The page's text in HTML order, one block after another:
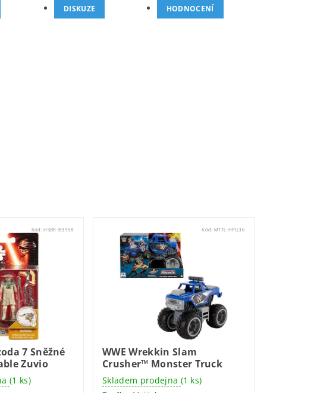
DISKUZE HODNOCENÍ
Kód:HSBR-B3968
7 Sněžné
Zuvio
(1 ks)
Kód: MTTL-HPG36
WWE Wrekkin Slam
Crusher™ Monster Truck
Skladem prodejna (1 ks)